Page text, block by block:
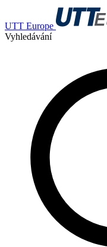
UTT Europe
Vyhledávání